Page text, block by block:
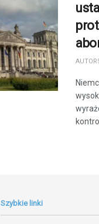
Szybkie linki